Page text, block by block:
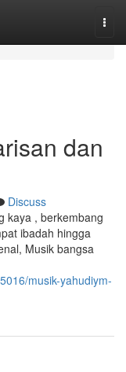
dan
Discuss
kaya , berkembang
ibadah hingga
Musik bangsa
musik-yahudiym-